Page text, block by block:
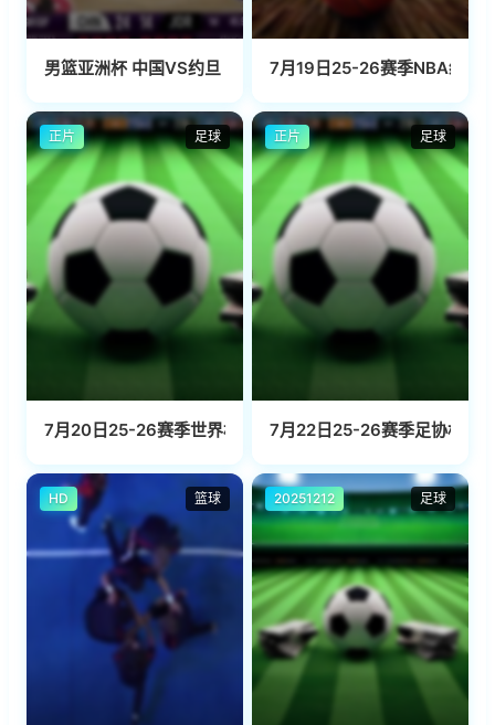
男篮亚洲杯 中国VS约旦 202508097月19日25-26赛季NBA经典
足球
正片
7月20日25-26赛季世界杯决赛 西班牙VS阿根廷
足球
正片
7月22日25-26赛季足协杯 兰
篮球
HD 足球
20251212